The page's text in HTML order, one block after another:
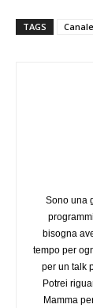
TAGS
Sono una
bisogna
tempo per
per un talk
Potrei
Mamma